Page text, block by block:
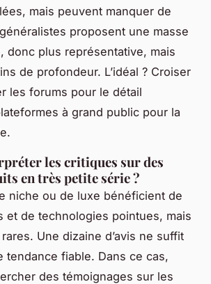
mais peuvent manquer de
proposent une masse
donc plus représentative, mais
de profondeur. L’idéal ? Croiser
les forums pour le détail
à grand public pour la
les critiques sur des
en très petite série ?
niche ou de luxe bénéficient de
et de technologies pointues, mais
Une dizaine d’avis ne suffit
tendance fiable. Dans ce cas,
des témoignages sur les